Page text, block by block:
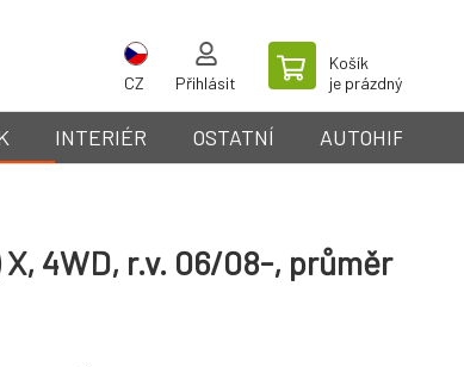
CZ Přihlásit
Košík
je prázdný
INTERIÉR OSTATNÍ AUTOHIFI
4WD, r.v. 06/08-, průměr